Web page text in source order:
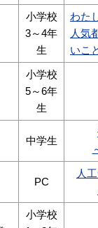
小学校
3～4年
生
わた
人気
いこ
小学校
5～6年
生
中学生
PC
人
小学校